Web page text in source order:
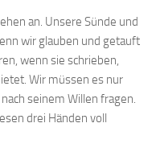
an. Unsere Sünde und
wir glauben und getauft
wenn sie schrieben,
Wir müssen es nur
seinem Willen fragen.
drei Händen voll